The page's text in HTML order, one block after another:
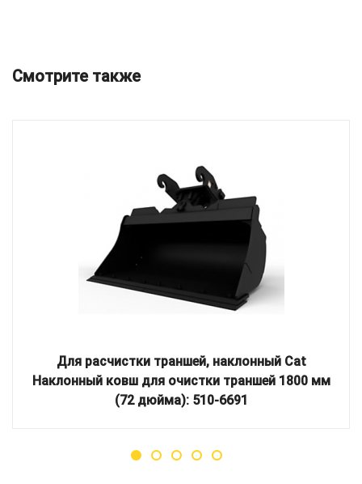
Смотрите также
Для расчистки траншей, наклонный Cat
Наклонный ковш для очистки траншей 1800 мм
(72 дюйма): 510-6691